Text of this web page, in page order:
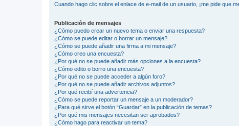
Cuando hago clic sobre el enlace de e-mail de un usuario, ¡me pide que
Publicación de mensajes
¿Cómo puedo crear un nuevo tema o enviar una respuesta?
¿Cómo se puede editar o borrar un mensaje?
¿Cómo se puede añadir una firma a mi mensaje?
¿Cómo creo una encuesta?
¿Por qué no se puede añadir más opciones a la encuesta?
¿Cómo edito o borro una encuesta?
¿Por qué no se puede acceder a algún foro?
¿Por qué no se puede añadir archivos adjuntos?
¿Por qué recibí una advertencia?
¿Cómo se puede reportar un mensaje a un moderador?
¿Para qué sirve el botón “Guardar” en la publicación de temas?
¿Por qué mis mensajes necesitan ser aprobados?
¿Cómo hago para reactivar un tema?